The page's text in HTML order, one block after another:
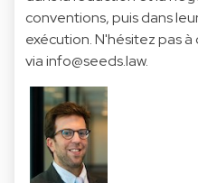
conventions, puis dans
exécution. N'hésitez pas
via info@seeds.law.